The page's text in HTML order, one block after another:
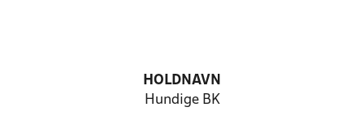
HOLDNAVN
Hundige BK